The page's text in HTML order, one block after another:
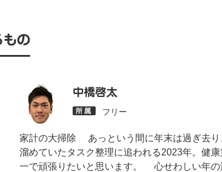
もの
中橋啓太
フリー
家計の大掃除 あっという間に年末は過ぎ去り
溜めていたタスク整理に追われる2023年。健康
一で頑張りたいと思います。 心せわしい年の